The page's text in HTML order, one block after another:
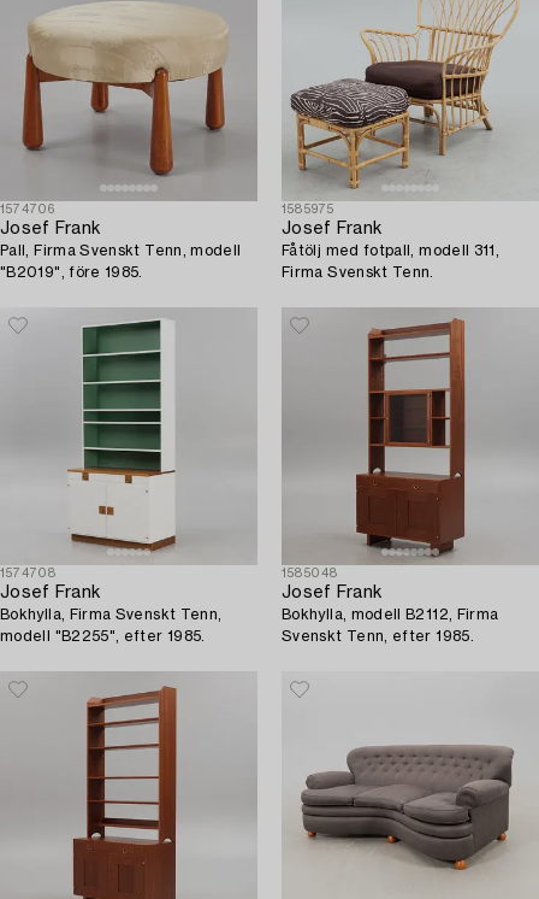
1574706
Josef Frank
Pall, Firma Svenskt Tenn, modell
"B2019", före 1985.
1585975
Josef Frank
Fåtölj med fotpall, modell 311,
Firma Svenskt Tenn.
1574708
Josef Frank
Bokhylla, Firma Svenskt Tenn,
modell "B2255", efter 1985.
1585048
Josef Frank
Bokhylla, modell B2112, Firma
Svenskt Tenn, efter 1985.